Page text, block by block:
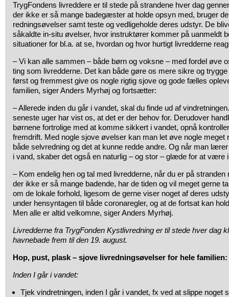
TrygFondens livreddere er til stede på strandene hver dag
der ikke er så mange badegæster at holde opsyn med, bruger
redningsøvelser samt teste og vedligeholde deres udstyr. De
såkaldte in-situ øvelser, hvor instruktører kommer på uanmeldt
situationer for bl.a. at se, hvordan og hvor hurtigt livredderne
– Vi kan alle sammen – både børn og voksne – med fordel øve
ting som livredderne. Det kan både gøre os mere sikre og
først og fremmest give os nogle rigtig sjove og gode fælles
familien, siger Anders Myrhøj og fortsætter:
– Allerede inden du går i vandet, skal du finde ud af
seneste uger har vist os, at det er der behov for. Derudover
børnene fortrolige med at komme sikkert i vandet, opnå
fremdrift. Med nogle sjove øvelser kan man let øve nogle meget
både selvredning og det at kunne redde andre. Og når man
i vand, skaber det også en naturlig – og stor – glæde for at være
– Kom endelig hen og tal med livredderne, når du er på
der ikke er så mange badende, har de tiden og vil meget gerne
om de lokale forhold, ligesom de gerne viser noget af deres
under hensyntagen til både coronaregler, og at de fortsat kan
Men alle er altid velkomne, siger Anders Myrhøj.
Livredderne fra TrygFonden Kystlivredning er til stede hver dag
havnebade frem til den 19. august.
Hop, pust, plask – sjove livredningsøvelser for hele familien:
Inden I går i vandet:
Tjek vindretningen, inden I går i vandet, fx ved at slippe noget